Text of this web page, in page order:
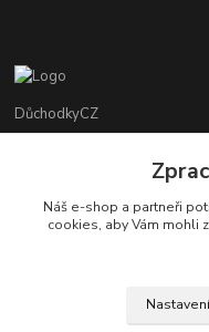
DůchodkyCZ
+420 412384749
Náš e-shop a partneři
cookies, aby Vám mohli